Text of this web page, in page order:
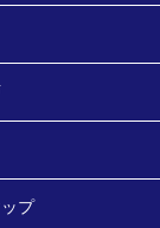
プ